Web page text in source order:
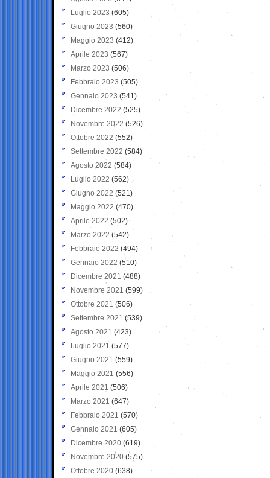
Luglio 2023 (605)
Giugno 2023 (560)
Maggio 2023 (412)
Aprile 2023 (567)
Marzo 2023 (506)
Febbraio 2023 (505)
Gennaio 2023 (541)
Dicembre 2022 (525)
Novembre 2022 (526)
Ottobre 2022 (552)
Settembre 2022 (584)
Agosto 2022 (584)
Luglio 2022 (562)
Giugno 2022 (521)
Maggio 2022 (470)
Aprile 2022 (502)
Marzo 2022 (542)
Febbraio 2022 (494)
Gennaio 2022 (510)
Dicembre 2021 (488)
Novembre 2021 (599)
Ottobre 2021 (506)
Settembre 2021 (539)
Agosto 2021 (423)
Luglio 2021 (577)
Giugno 2021(559)
Maggio 2021 (556)
Aprile 2021 (506)
Marzo 2021 (647)
Febbraio 2021 (570)
Gennaio 2021 (605)
Dicembre 2020 (619)
Novembre 2020 (575)
Ottobre 2020 (638)